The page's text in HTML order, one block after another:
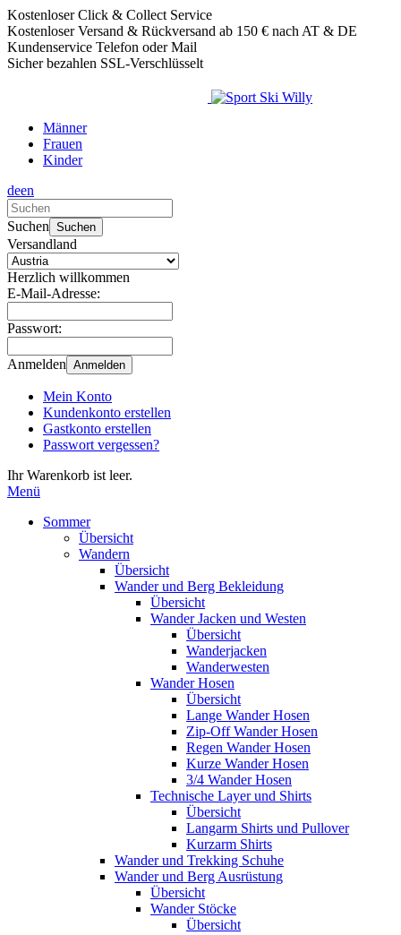
Kostenloser Click & Collect Service
Kostenloser Versand & Rückversand ab 150 € nach AT & DE
Kundenservice Telefon oder Mail
Sicher bezahlen SSL-Verschlüsselt
Männer
Frauen
Kinder
deen
die
nach
oben
unten,
um
das
können
Touch-
und
Streichgesten
verwenden.
Suchen Suchen
Versandland
Herzlich willkommen
E-Mail-Adresse:
Passwort:
Anmelden Anmelden
Mein Konto
Kundenkonto erstellen
Gastkonto erstellen
Passwort vergessen?
Ihr Warenkorb ist leer.
Menü
Sommer
Übersicht
Wandern
Übersicht
Wander und Berg Bekleidung
Übersicht
Wander Jacken und Westen
Übersicht
Wanderjacken
Wanderwesten
Wander Hosen
Übersicht
Lange Wander Hosen
Zip-Off Wander Hosen
Regen Wander Hosen
Kurze Wander Hosen
3/4 Wander Hosen
Technische Layer und Shirts
Übersicht
Langarm Shirts und Pullover
Kurzarm Shirts
Wander und Trekking Schuhe
Wander und Berg Ausrüstung
Übersicht
Wander Stöcke
Übersicht